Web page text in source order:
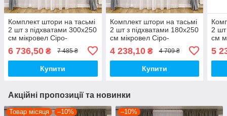
Комплект штори на тасьмі
2 шт з підхватами 300х250
см мікровел Сіро-
Білий
6 736,50 ₴ 7 485 ₴
Купити
Комплект штори на тасьмі
2 шт з підхватами 180х250
см мікровел Сіро-
блакитний вуаль 300 см
Білий
4 238,10₴ 4 709 ₴
Купити
2 шт
см
5
Акційні пропозиції та новинки
Товар місяця –10% –10%